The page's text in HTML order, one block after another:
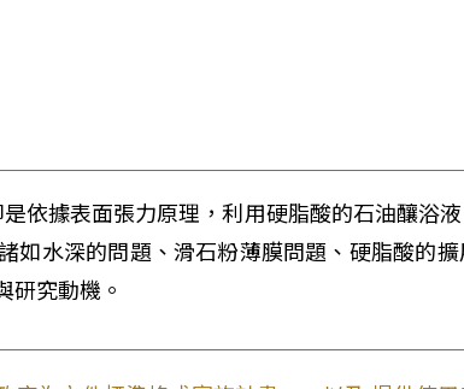
依據表面張力原理，利用硬脂酸的石油釀浴
如水深的問題、滑石粉薄膜問題、硬脂酸的
研究動機。